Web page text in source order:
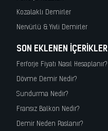
Kozalaklı Demirler
Nervürlü & Yivli Demirler
SON EKLENEN İÇERIKLER
Ferforje Fiyatı Nasıl Hesaplanır?
Dövme Demir Nedir?
Sundurma Nedir?
Fransız Balkon Nedir?
Demir Neden Paslanır?